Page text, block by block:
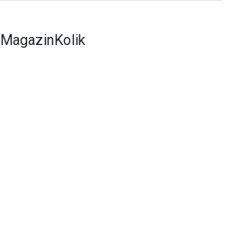
MagazinKolik